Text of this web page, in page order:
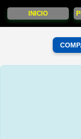
INICIO